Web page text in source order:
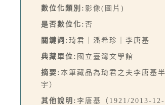
數位化類別: 影像(圖片)
是否數位化: 否
關鍵詞: 琦君｜潘希珍｜李唐基
典藏單位: 國立臺灣文學館
摘要: 本筆藏品為琦君之夫李唐基
宇）
其他說明: 李唐基（1921/2013-